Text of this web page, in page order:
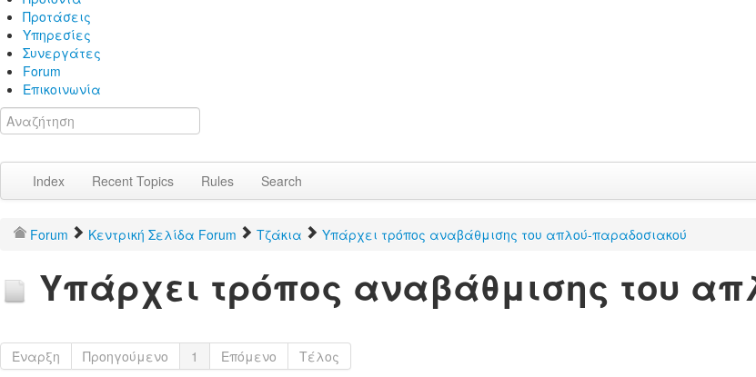
Προτάσεις
Υπηρεσίες
Συνεργάτες
Forum
Επικοινωνία
Index Recent Topics Rules Search
Forum Κεντρική Σελίδα Forum Τζάκια Υπάρχει τρόπος αναβάθμισης του απλού-παραδοσιακού
Υπάρχει τρόπος αναβάθμισης του
Έναρξη Προηγούμενο 1 Επόμενο Τέλος